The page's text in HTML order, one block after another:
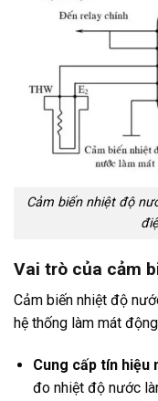
Cảm biến nhiệt độ
Vai trò của cảm
Cảm biến nhiệt độ
hệ thống làm mát
Cung cấp tín hiệu
đo nhiệt độ nước